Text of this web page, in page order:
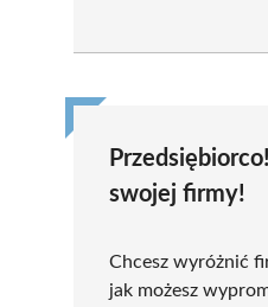
swojej firmy!
Chcesz wyróżnić
jak możesz